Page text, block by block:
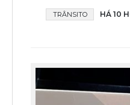
TRÂNSITO HÁ 10